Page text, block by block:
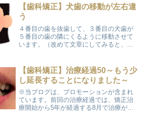
ら・・・久しぶりにガムを噛んだ
ら・・・矯正治療を始めてから、初め...
【歯科矯正】犬歯の移動が左右違
う
４番目の歯を抜歯して、３番目の犬歯が
５番目の歯の隣にくるように移動させて
います。（改めて文章にしてみると、矯
いけないんですが、まだすき間がありま
す。右側はかなりく...
【歯科矯正】治療経過50～もう少
し延長することになりました～
※当ブログは、プロモーションが含まれ
ています。前回の治療経過では、矯正治
療開始から5年が経過する8月で治療が終